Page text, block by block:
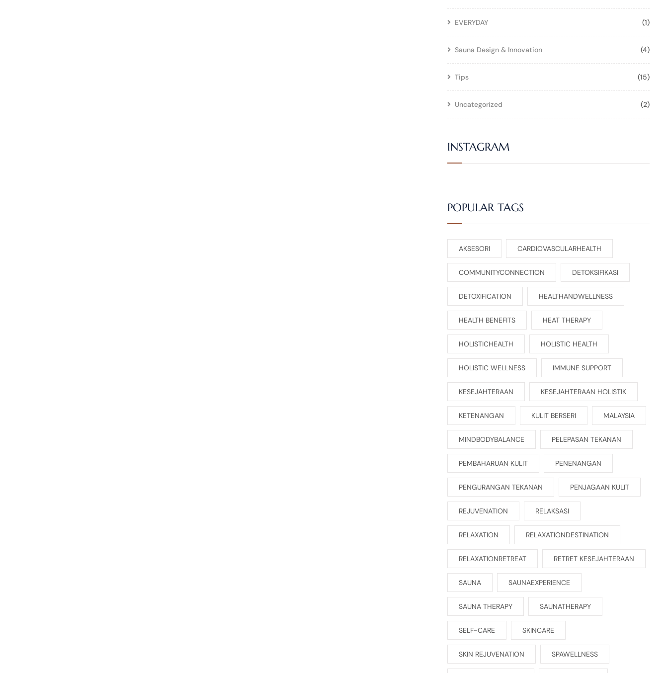
EVERYDAY (1)
Sauna Design & Innovation (4)
Tips (15)
Uncategorized (2)
INSTAGRAM
POPULAR TAGS
AKSESORI CARDIOVASCULARHEALTH
COMMUNITYCONNECTION DETOKSIFIKASI
DETOXIFICATION HEALTHANDWELLNESS
HEALTH BENEFITS HEAT THERAPY
HOLISTICHEALTH HOLISTIC HEALTH
HOLISTIC WELLNESS IMMUNE SUPPORT
KESEJAHTERAAN KESEJAHTERAAN HOLISTIK
KETENANGAN KULIT BERSERI MALAYSIA
MINDBODYBALANCE PELEPASAN TEKANAN
PEMBAHARUAN KULIT PENENANGAN
PENGURANGAN TEKANAN PENJAGAAN KULIT
REJUVENATION RELAKSASI
RELAXATION RELAXATIONDESTINATION
RELAXATIONRETREAT RETRET KESEJAHTERAAN
SAUNA SAUNAEXPERIENCE
SAUNA THERAPY SAUNATHERAPY
SELF-CARE SKINCARE
SKIN REJUVENATION SPAWELLNESS